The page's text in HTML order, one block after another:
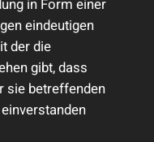
in Form einer
eindeutigen
der die
gibt, dass
sie betreffenden